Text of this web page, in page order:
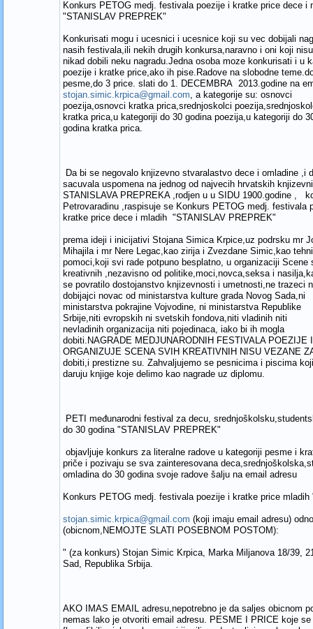
Konkurs PETOG medj. festivala poezije i kratke price dece i
"STANISLAV PREPREK"
Konkurisati mogu i ucesnici i ucesnice koji su vec dobijali
nasih festivala,ili nekih drugih konkursa,naravno i oni koji nisu
nikad dobili neku nagradu.Jedna osoba moze konkurisati i u
poezije i kratke price,ako ih pise.Radove na slobodne
pesme,do 3 price. slati do 1. DECEMBRA 2013.godine na
stojan.simic.krpica@gmail.com, a kategorije su: osnovci
poezija,osnovci kratka prica,srednjoskolci
kratka prica,u kategoriji do 30 godina poezija,u kategoriji do
godina kratka prica.
Da bi se negovalo knjizevno stvaralastvo dece i omladine ,i
sacuvala uspomena na jednog od najvecih hrvatskih
STANISLAVA PREPREKA ,rodjen u u SIDU 1900.godine ,
Petrovaradinu ,raspisuje se Konkurs PETOG medj. festivala
kratke price dece i mladih "STANISLAV PREPREK"
prema ideji i inicijativi Stojana Simica Krpice,uz podrsku mr
Mihajila i mr Nere Legac,kao zirija i Zvezdane Simic,kao
pomoci,koji svi rade potpuno besplatno, u organizaciji Scene
kreativnih ,nezavisno od politike,moci,novca,seksa i
se povratilo dostojanstvo knjizevnosti i umetnosti,ne trazeci
dobijajci novac od ministarstva kulture grada Novog Sada,ni
ministarstva pokrajine Vojvodine, ni ministarstva Republike
Srbije,niti evropskih ni svetskih fondova,niti vladinih niti
nevladinih organizacija niti pojedinaca, iako bi ih mogla
dobiti.NAGRADE MEDJUNARODNIH FESTIVALA POEZIJE
ORGANIZUJE SCENA SVIH KREATIVNIH NISU VEZANE
dobiti,i prestizne su. Zahvaljujemo se pesnicima i piscima
daruju knjige koje delimo kao nagrade uz diplomu.
PETI međunarodni festival za decu,
do 30 godina "STANISLAV PREPREK"
objavljuje konkurs za literalne radove u kategoriji pesme i
priče i pozivaju se sva zainteresovana
omladina do 30 godina svoje radove šalju na email adresu
Konkurs PETOG medj. festivala poezije i kratke price
stojan.simic.krpica@gmail.com (koji imaju email adresu)
(obicnom,NEMOJTE SLATI POSEBNOM POSTOM):
" (za konkurs) Stojan Simic Krpica, Marka Miljanova 18/39,
Sad, Republika Srbija.
AKO IMAS EMAIL adresu,nepotrebno je da saljes obicnom
nemas lako je otvoriti email adresu. PESME I PRICE koje se